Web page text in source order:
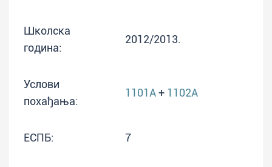
Школска
година:
2012/2013.
Услови
похађања:
1101A+ 1102A
ЕСПБ: 7